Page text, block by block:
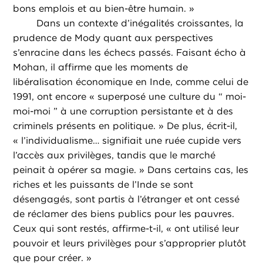
bons emplois et au bien-être humain. »
Dans un contexte d’inégalités croissantes, la
prudence de Mody quant aux perspectives
s’enracine dans les échecs passés. Faisant écho à
Mohan, il affirme que les moments de
libéralisation économique en Inde, comme celui de
1991, ont encore « superposé une culture du “ moi-
moi-moi ” à une corruption persistante et à des
criminels présents en politique. » De plus, écrit-il,
« l’individualisme… signifiait une ruée cupide vers
l’accès aux privilèges, tandis que le marché
peinait à opérer sa magie. » Dans certains cas, les
riches et les puissants de l’Inde se sont
désengagés, sont partis à l’étranger et ont cessé
de réclamer des biens publics pour les pauvres.
Ceux qui sont restés, affirme-t-il, « ont utilisé leur
pouvoir et leurs privilèges pour s’approprier plutôt
que pour créer. »